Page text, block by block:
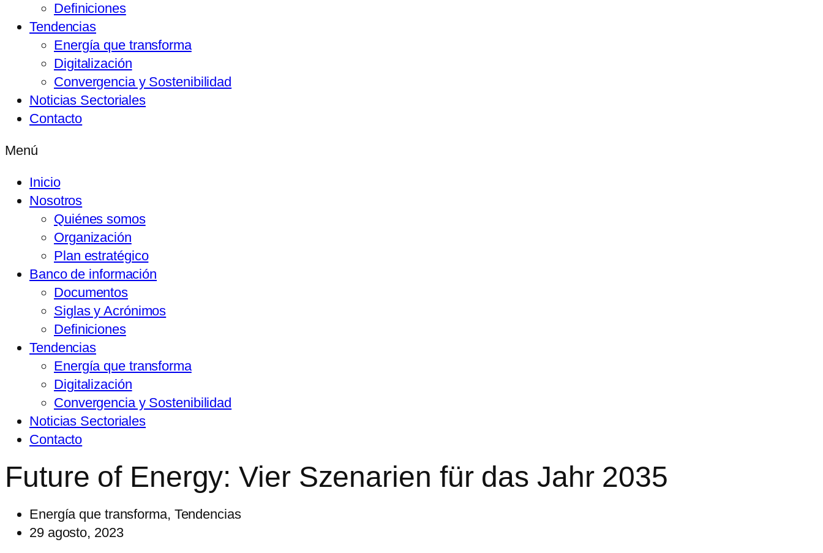
Definiciones
Tendencias
Energía que transforma
Digitalización
Convergencia y Sostenibilidad
Noticias Sectoriales
Contacto
Menú
Inicio
Nosotros
Quiénes somos
Organización
Plan estratégico
Banco de información
Documentos
Siglas y Acrónimos
Definiciones
Tendencias
Energía que transforma
Digitalización
Convergencia y Sostenibilidad
Noticias Sectoriales
Contacto
Future of Energy: Vier Szenarien für das Jahr 2035
Energía que transforma, Tendencias
29 agosto, 2023